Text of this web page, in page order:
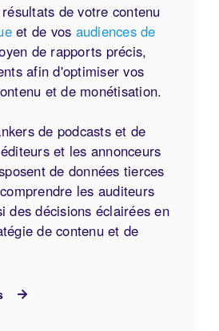
de votre contenu
et de vos audiences de
de rapports précis,
afin d'optimiser vos
et de monétisation.
de podcasts et de
et les annonceurs
de données tierces
les auditeurs
des décisions éclairées en
de contenu et de